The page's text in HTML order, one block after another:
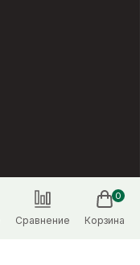
Сравнение
0
Корзина